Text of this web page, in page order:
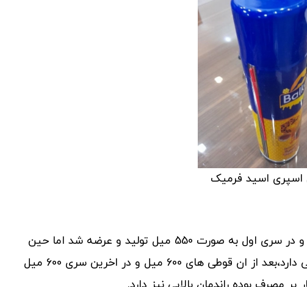
اسید فرمیک
این مدل به سفارش کشورهای عربی ساخته شده و در سری اول به صورت 550 میل تولید و عرضه شد اما حین
مصرف متوجه شدند که اثر کنه کشی بسیار کمی دارد،بعد از ان قوطی های 600 میل و در اخرین سری 600 میل